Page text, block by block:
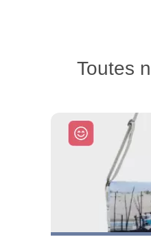
Toutes